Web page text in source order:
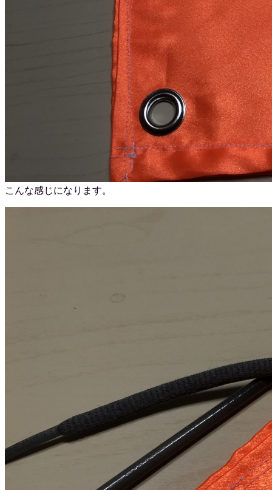
こんな感じになります。